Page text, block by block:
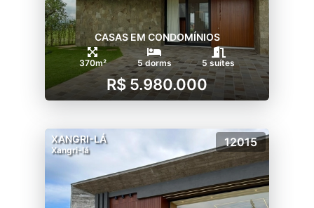
CASAS EM CONDOMÍNIOS
370m² 5 dorms 5 suítes
R$ 5.980.000
XANGRI-LÁ
Xangri-lá
12015